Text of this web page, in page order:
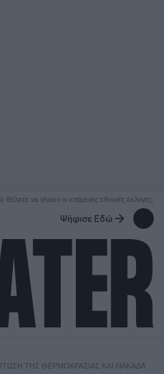
να γίνουν οι επόμενες εθνικές εκλογές;
Ψήφισε Εδώ
ΤΗΣ ΘΕΡΜΟΚΡΑΣΊΑΣ ΚΑΙ ΛΙΑΚΆΔΑ